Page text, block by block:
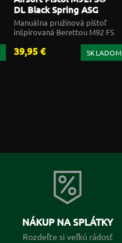
DL Black Spring ASG
6mm 14097
Manuálna pružinová pištoľ
inšpirovaná Berettou M92 FS
39,95 € SKLADOM
NÁKUP NA SPLÁTKY
Rozdeľte si veľkú rádosť